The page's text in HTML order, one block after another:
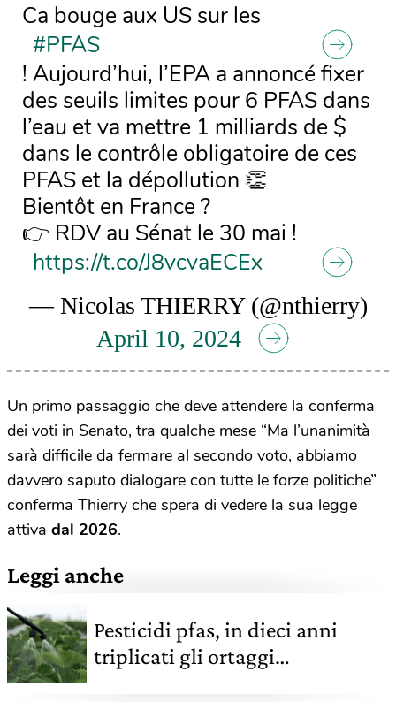
Ca bouge aux US sur les
#PFAS
! Aujourd’hui, l’EPA a annoncé fixer
des seuils limites pour 6 PFAS dans
l’eau et va mettre 1 milliards de $
dans le contrôle obligatoire de ces
PFAS et la dépollution 👏
Bientôt en France ?
👉 RDV au Sénat le 30 mai !
https://t.co/J8vcvaECEx
— Nicolas THIERRY (@nthierry)
April 10, 2024
Un primo passaggio che deve attendere la conferma
dei voti in Senato, tra qualche mese “Ma l’unanimità
sarà difficile da fermare al secondo voto, abbiamo
davvero saputo dialogare con tutte le forze politiche”
conferma Thierry che spera di vedere la sua legge
attiva dal 2026.
Leggi anche
Pesticidi pfas, in dieci anni
triplicati gli ortaggi